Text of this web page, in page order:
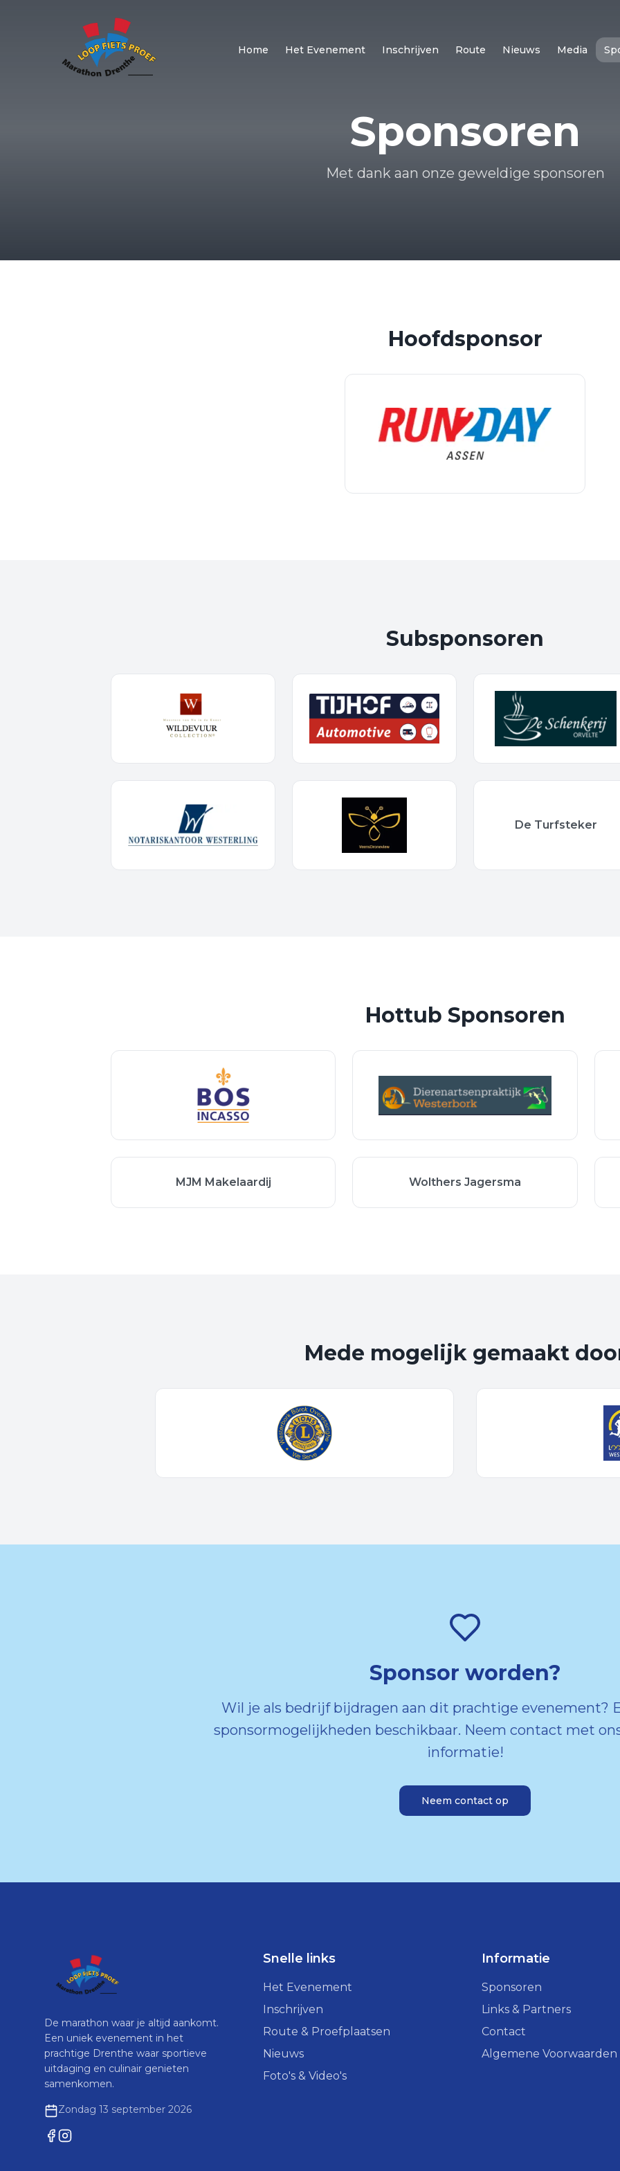
Home Het Evenement Inschrijven Route Nieuws Media
Sponsoren
Met dank aan onze geweldige sponsoren
Hoofdsponsor
Subsponsoren
De Turfsteker
Hottub Sponsoren
MJM Makelaardij Wolthers Jagersma
Mede mogelijk gemaakt
Sponsor worden?
Wil je als bedrijf bijdragen aan dit prachtige evenement?
sponsormogelijkheden beschikbaar. Neem contact met
informatie!
Neem contact op
De marathon waar je altijd aankomt.
Een uniek evenement in het
prachtige Drenthe waar sportieve
uitdaging en culinair genieten
samenkomen.
Zondag 13 september 2026
Snelle links
Het Evenement
Inschrijven
Route & Proefplaatsen
Nieuws
Foto's & Video's
Informatie
Sponsoren
Links & Partners
Contact
Algemene Voorwaarden